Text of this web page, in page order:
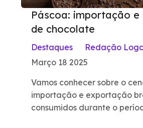
Páscoa: importação
de chocolate
Destaques
Redação
Março 18 2025
Vamos conhecer sobre o
importação e exportação
consumidos durante o